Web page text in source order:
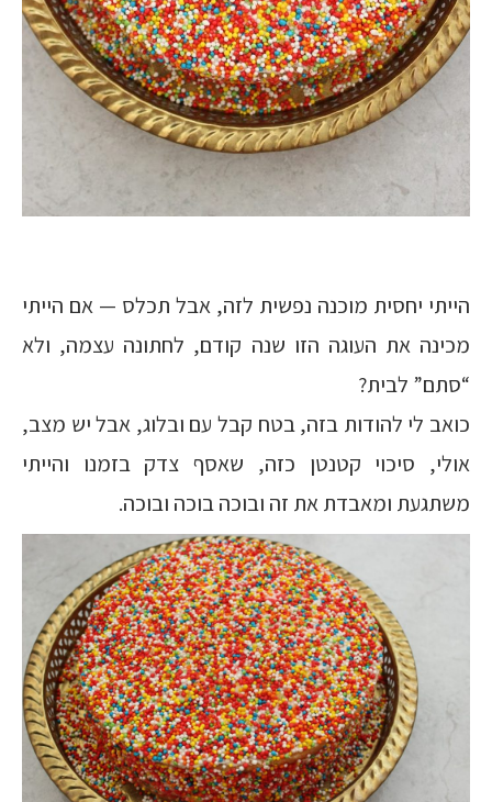
הייתי יחסית מוכנה נפשית לזה, אבל תכלס — אם הייתי
מכינה את העוגה הזו שנה קודם, לחתונה עצמה, ולא
“סתם” לבית?
כואב לי להודות בזה, בטח קבל עם ובלוג, אבל יש מצב,
אולי, סיכוי קטנטן כזה, שאסף צדק בזמנו והייתי
משתגעת ומאבדת את זה ובוכה בוכה ובוכה.